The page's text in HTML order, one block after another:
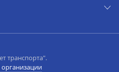
транспорта".